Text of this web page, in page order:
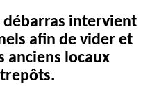
intervient
afin de vider et
anciens locaux